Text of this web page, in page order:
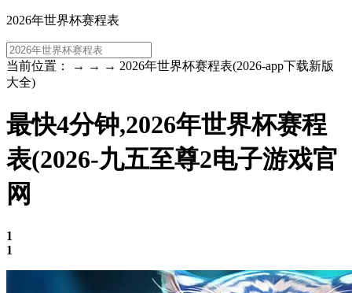
2026年世界杯赛程表
当前位置： → → → 2026年世界杯赛程表(2026-app下载新版
大全)
最快4分钟,2026年世界杯赛程
表(2026-九五至尊2电子游戏官
网
1
1